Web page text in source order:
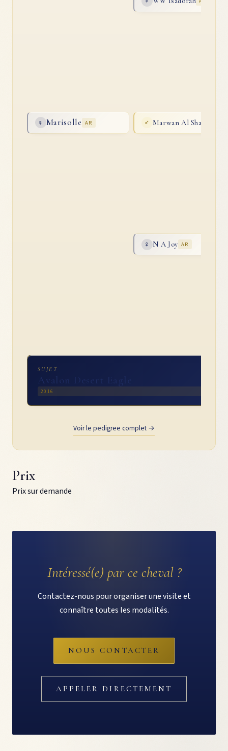
SUJET
Avalon Desert Eagle
2016
♀ Marisolle AR ♂ Marwan Al Shaqab
♀ N A Joy AR
Voir le pedigree complet →
Prix
Prix sur demande
Intéressé(e) par ce cheval ?
Contactez-nous pour organiser une visite et
connaître toutes les modalités.
NOUS CONTACTER
APPELER DIRECTEMENT